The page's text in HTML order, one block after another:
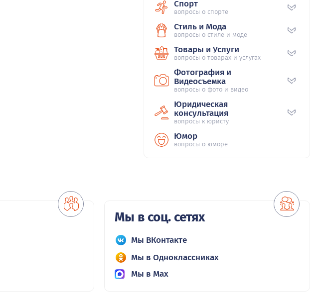
Спорт
вопросы о спорте
Стиль и Мода
вопросы о стиле и моде
Товары и Услуги
вопросы о товарах и услугах
Фотография и
Видеосъемка
вопросы о фото и видео
Юридическая
консультация
вопросы к юристу
Юмор
вопросы о юморе
Мы в соц. сетях
Мы ВКонтакте
Мы в Одноклассниках
Мы в Max